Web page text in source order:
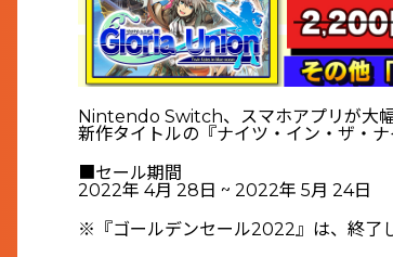
Nintendo Switch、スマホアプリが大幅
新作タイトルの『ナイツ・イン・ザ・
■セール期間
2022年 4月 28日 ~ 2022年 5月 24日
※『ゴールデンセール2022』は、終了